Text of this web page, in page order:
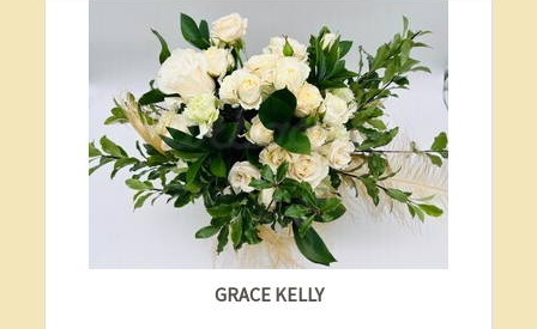
GRACE KELLY